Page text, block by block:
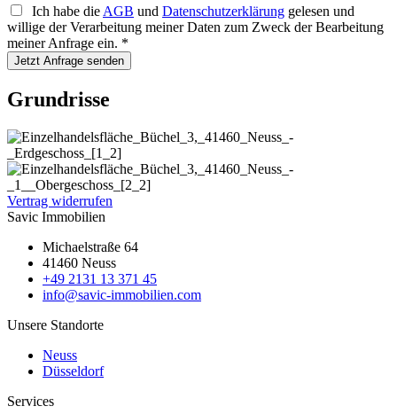
Ich habe die AGB und Datenschutzerklärung gelesen und
willige der Verarbeitung meiner Daten zum Zweck der Bearbeitung
meiner Anfrage ein. *
Jetzt Anfrage senden
Grundrisse
Vertrag widerrufen
Savic Immobilien
Michaelstraße 64
41460 Neuss
+49 2131 13 371 45
info@savic-immobilien.com
Unsere Standorte
Neuss
Düsseldorf
Services